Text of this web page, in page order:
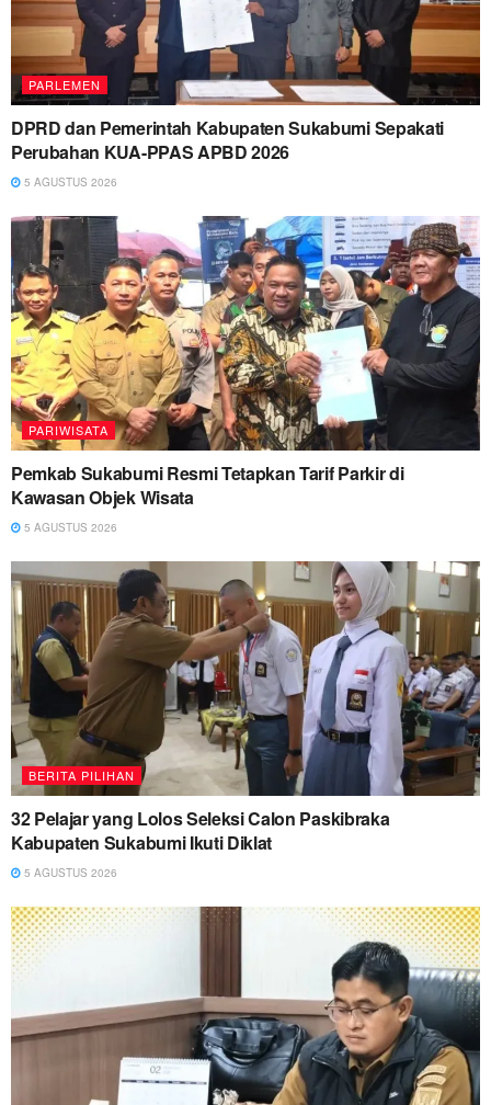
PARLEMEN
DPRD dan Pemerintah Kabupaten Sukabumi Sepakati
Perubahan KUA-PPAS APBD 2026
5 AGUSTUS 2026
PARIWISATA
Pemkab Sukabumi Resmi Tetapkan Tarif Parkir di
Kawasan Objek Wisata
5 AGUSTUS 2026
BERITA PILIHAN
32 Pelajar yang Lolos Seleksi Calon Paskibraka
Kabupaten Sukabumi Ikuti Diklat
5 AGUSTUS 2026